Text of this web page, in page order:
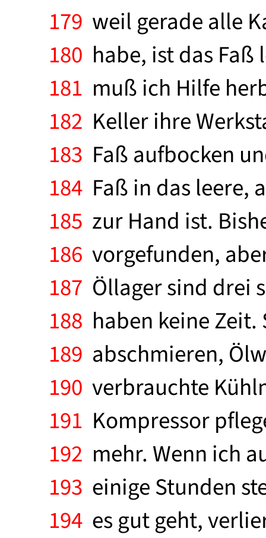
179 weil gerade alle
180 habe, ist das
181 muß ich Hilfe
182 Keller ihre
183 Faß aufbocken
184 Faß in das leere,
185 zur Hand ist.
186 vorgefunden,
187 Öllager sind drei
188 haben keine
189 abschmieren,
190 verbrauchte
191 Kompressor
192 mehr. Wenn ich
193 einige Stunden
194 es gut geht,